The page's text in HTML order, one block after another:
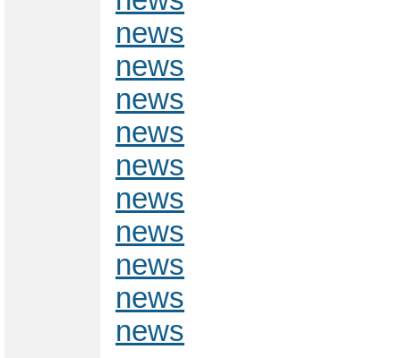
news
news
news
news
news
news
news
news
news
news